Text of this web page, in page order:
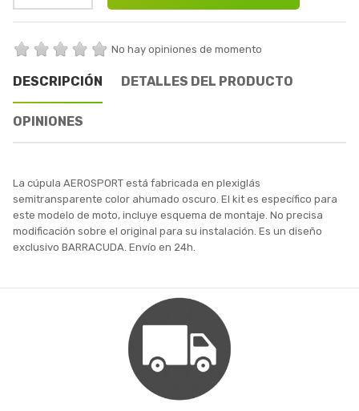
No hay opiniones de momento
DESCRIPCIÓN DETALLES DEL PRODUCTO
OPINIONES
La cúpula AEROSPORT está fabricada en plexiglás
semitransparente color ahumado oscuro. El kit es específico para
este modelo de moto, incluye esquema de montaje. No precisa
modificación sobre el original para su instalación. Es un diseño
exclusivo BARRACUDA. Envío en 24h.